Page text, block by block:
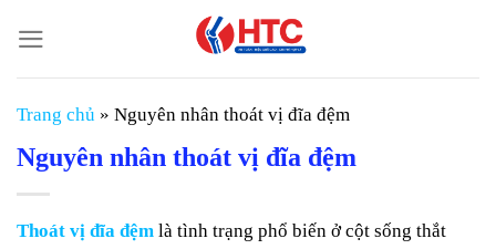
đến
nội
dung
Trang chủ » Nguyên nhân thoát vị đĩa đệm
Nguyên nhân thoát vị đĩa đệm
Thoát vị đĩa đệm là tình trạng phổ biến ở cột sống thắt